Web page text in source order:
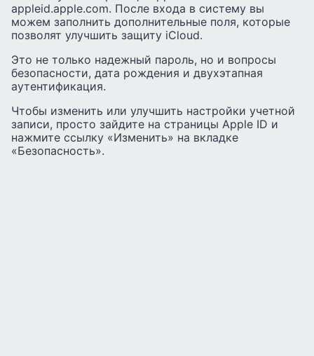
appleid.apple.com. После входа в систему вы
можем заполнить дополнительные поля, которые
позволят улучшить защиту iCloud.
Это не только надежный пароль, но и вопросы
безопасности, дата рождения и двухэтапная
аутентификация.
Чтобы изменить или улучшить настройки учетной
записи, просто зайдите на страницы Apple ID и
нажмите ссылку «Изменить» на вкладке
«Безопасность».